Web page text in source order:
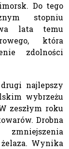
Do tego
stopniu
lata temu
która
zdolności
najlepszy
wybrzeżu
zeszłym roku
Drobna
Wynika